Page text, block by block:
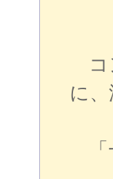
コ
に
「